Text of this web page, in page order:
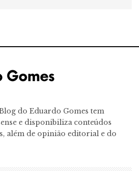
do Eduardo Gomes tem
e disponibiliza conteúdos
além de opinião editorial e do